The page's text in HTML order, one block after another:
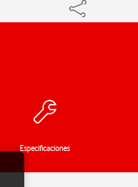
Especificaciones